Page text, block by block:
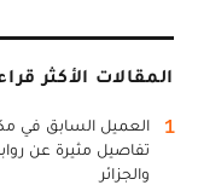
المقالات الأكثر
1
العميل السابق في
تفاصيل مثيرة عن
والجزائر